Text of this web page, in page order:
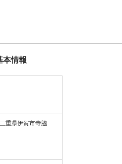
本情報
重県伊賀市寺脇